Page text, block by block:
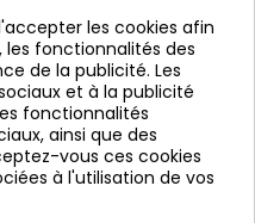
en polypiel
époxy
les cookies afin
fonctionnalités des
de la publicité. Les
et à la publicité
fonctionnalités
ainsi que des
vous ces cookies
à l'utilisation de vos